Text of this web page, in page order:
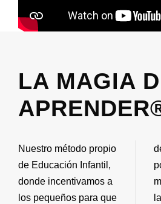
LA MAGIA
Nuestro método propio
de Educación Infantil,
donde incentivamos a
los pequeños para que